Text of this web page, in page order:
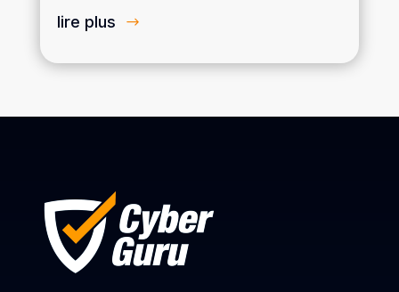
lire plus